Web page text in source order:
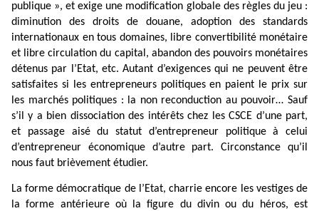
publique », et exige une modification globale des règles du jeu :
diminution des droits de douane, adoption des standards
internationaux en tous domaines, libre convertibilité monétaire
et libre circulation du capital, abandon des pouvoirs monétaires
détenus par l’Etat, etc. Autant d’exigences qui ne peuvent être
satisfaites si les entrepreneurs politiques en paient le prix sur
les marchés politiques : la non reconduction au pouvoir… Sauf
s’il y a bien dissociation des intérêts chez les CSCE d’une part,
et passage aisé du statut d’entrepreneur politique à celui
d’entrepreneur économique d’autre part. Circonstance qu’il
nous faut brièvement étudier.
La forme démocratique de l’Etat, charrie encore les vestiges de
la forme antérieure où la figure du divin ou du héros, est